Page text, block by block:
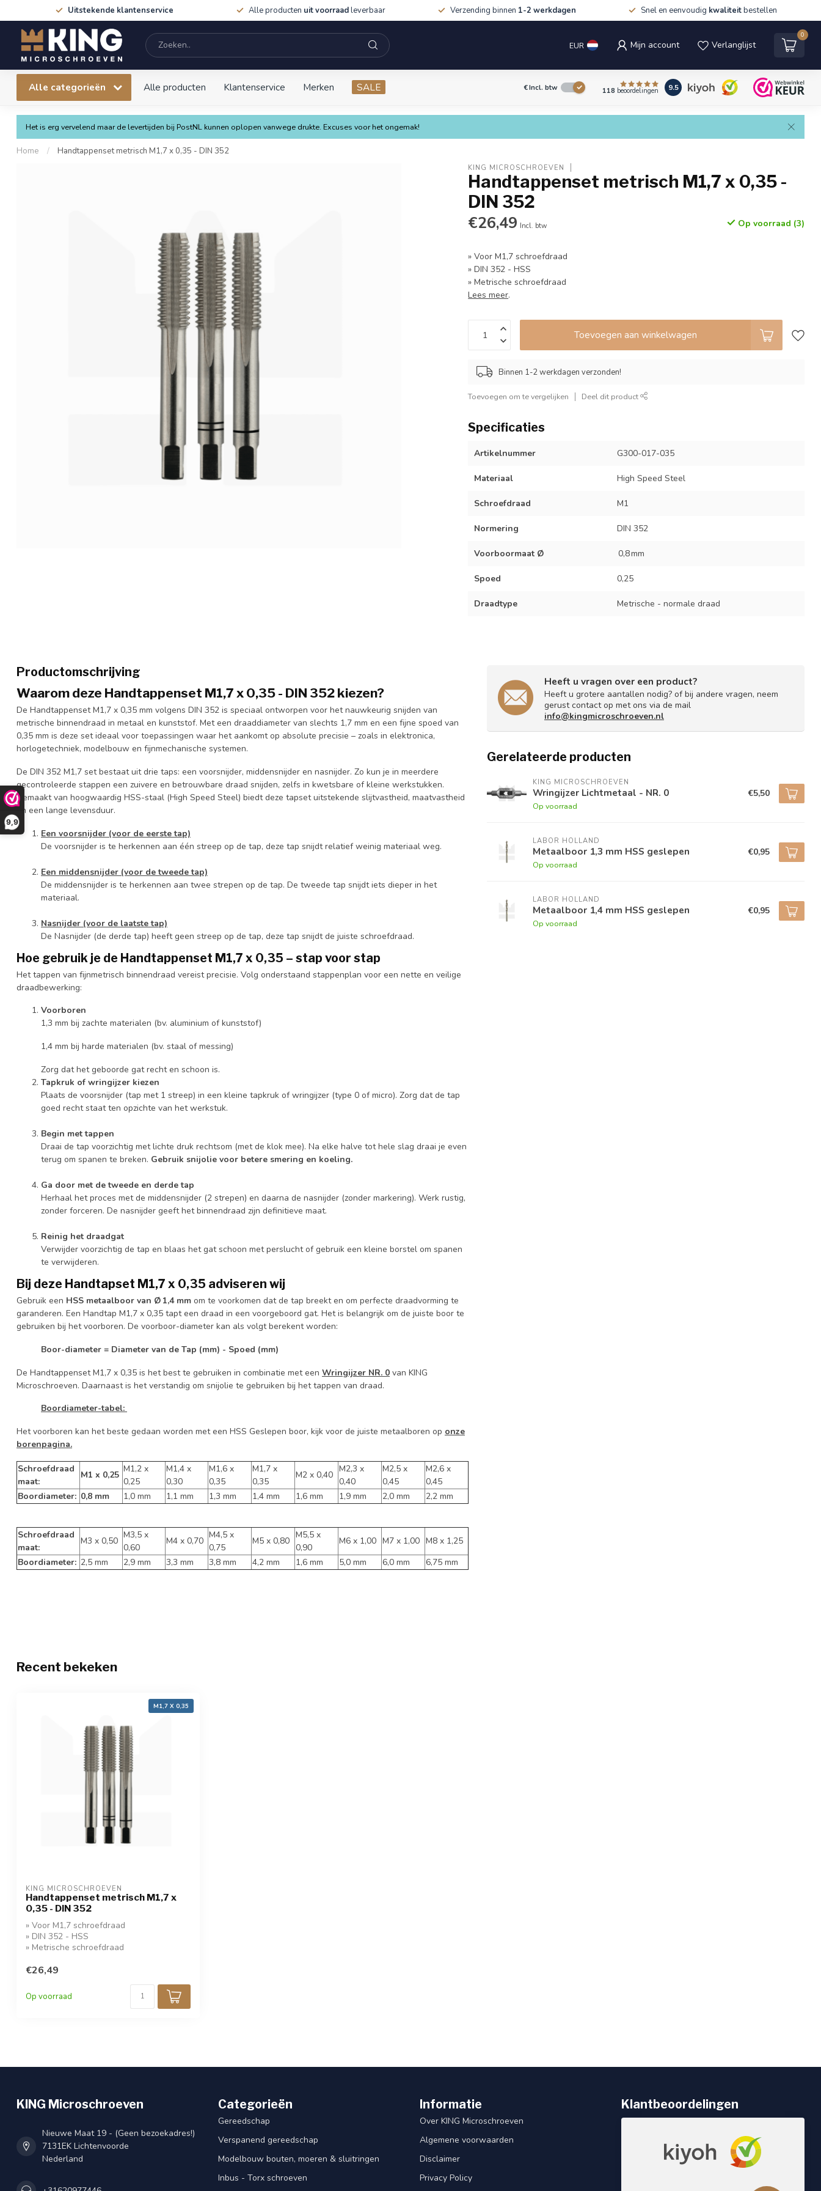
9,9
Uitstekende klantenservice Alle producten uit voorraadleverbaar Verzending binnen 1-2 werkdagen Snel en eenvoudig kwaliteitbestellen
EUR Mijn account Verlanglijst
0
Alle categorieën Alle producten Klantenservice Merken SALE €Incl. btw 118 beoordelingen 9.5
Het is erg vervelend maar de levertijden bij PostNL kunnen oplopen vanwege drukte. Excuses voor het ongemak!
Home / Handtappenset metrisch M1,7 x 0,35 - DIN 352
KING MICROSCHROEVEN
Handtappenset metrisch M1,7 x 0,35 -
DIN 352
€26,49 Incl. btw Op voorraad (3)
» Voor M1,7 schroefdraad
» DIN 352 - HSS
» Metrische schroefdraad
Lees meer.
Toevoegen aan winkelwagen
Binnen 1-2 werkdagen verzonden!
Toevoegen om te vergelijken Deel dit product
Specificaties
Artikelnummer G300-017-035
Materiaal High Speed Steel
Schroefdraad M1
Normering DIN 352
Voorboormaat Ø 0,8 mm
Spoed 0,25
Draadtype Metrische - normale draad
Productomschrijving
Waarom deze Handtappenset M1,7 x 0,35 - DIN 352 kiezen?
De Handtappenset M1,7 x 0,35 mm volgens DIN 352 is speciaal ontworpen voor het nauwkeurig snijden van
metrische binnendraad in metaal en kunststof. Met een draaddiameter van slechts 1,7 mm en een fijne spoed van
0,35 mm is deze set ideaal voor toepassingen waar het aankomt op absolute precisie – zoals in elektronica,
horlogetechniek, modelbouw en fijnmechanische systemen.
De DIN 352 M1,7 set bestaat uit drie taps: een voorsnijder, middensnijder en nasnijder. Zo kun je in meerdere
gecontroleerde stappen een zuivere en betrouwbare draad snijden, zelfs in kwetsbare of kleine werkstukken.
Gemaakt van hoogwaardig HSS-staal (High Speed Steel) biedt deze tapset uitstekende slijtvastheid, maatvastheid
en een lange levensduur.
Een voorsnijder (voor de eerste tap)
De voorsnijder is te herkennen aan één streep op de tap, deze tap snijdt relatief weinig materiaal weg.
Een middensnijder (voor de tweede tap)
De middensnijder is te herkennen aan twee strepen op de tap. De tweede tap snijdt iets dieper in het
materiaal.
Nasnijder (voor de laatste tap)
De Nasnijder (de derde tap) heeft geen streep op de tap, deze tap snijdt de juiste schroefdraad.
Hoe gebruik je de Handtappenset M1,7 x 0,35 – stap voor stap
Het tappen van fijnmetrisch binnendraad vereist precisie. Volg onderstaand stappenplan voor een nette en veilige
draadbewerking:
Voorboren
1,3 mm bij zachte materialen (bv. aluminium of kunststof)
1,4 mm bij harde materialen (bv. staal of messing)
Zorg dat het geboorde gat recht en schoon is.
Tapkruk of wringijzer kiezen
Plaats de voorsnijder (tap met 1 streep) in een kleine tapkruk of wringijzer (type 0 of micro). Zorg dat de tap
goed recht staat ten opzichte van het werkstuk.
Begin met tappen
Draai de tap voorzichtig met lichte druk rechtsom (met de klok mee). Na elke halve tot hele slag draai je even
terug om spanen te breken. Gebruik snijolie voor betere smering en koeling.
Ga door met de tweede en derde tap
Herhaal het proces met de middensnijder (2 strepen) en daarna de nasnijder (zonder markering). Werk rustig,
zonder forceren. De nasnijder geeft het binnendraad zijn definitieve maat.
Reinig het draadgat
Verwijder voorzichtig de tap en blaas het gat schoon met perslucht of gebruik een kleine borstel om spanen
te verwijderen.
Bij deze Handtapset M1,7 x 0,35 adviseren wij
Gebruik een HSS metaalboor van Ø 1,4 mm om te voorkomen dat de tap breekt en om perfecte draadvorming te
garanderen. Een Handtap M1,7 x 0,35 tapt een draad in een voorgeboord gat. Het is belangrijk om de juiste boor te
gebruiken bij het voorboren. De voorboor-diameter kan als volgt berekent worden:
Boor-diameter = Diameter van de Tap (mm) - Spoed (mm)
De Handtappenset M1,7 x 0,35 is het best te gebruiken in combinatie met een Wringijzer NR. 0 van KING
Microschroeven. Daarnaast is het verstandig om snijolie te gebruiken bij het tappen van draad.
Boordiameter-tabel:
Het voorboren kan het beste gedaan worden met een HSS Geslepen boor, kijk voor de juiste metaalboren op onze
borenpagina.
Schroefdraad
maat:
M1 x 0,25
M1,2 x
0,25
M1,4 x
0,30
M1,6 x
0,35
M1,7 x
0,35
M2 x 0,40
M2,3 x
0,40
M2,5 x
0,45
M2,6 x
0,45
Boordiameter: 0,8 mm 1,0 mm 1,1 mm 1,3 mm 1,4 mm 1,6 mm 1,9 mm 2,0 mm 2,2 mm
Schroefdraad
maat:
M3 x 0,50
M3,5 x
0,60
M4 x 0,70
M4,5 x
0,75
M5 x 0,80
M5,5 x
0,90
M6 x 1,00 M7 x 1,00 M8 x 1,25
Boordiameter: 2,5 mm 2,9 mm 3,3 mm 3,8 mm 4,2 mm 1,6 mm 5,0 mm 6,0 mm 6,75 mm
Heeft u vragen over een product?
Heeft u grotere aantallen nodig? of bij andere vragen, neem
gerust contact op met ons via de mail
info@kingmicroschroeven.nl
Gerelateerde producten
KING MICROSCHROEVEN
Wringijzer Lichtmetaal - NR. 0
Op voorraad
€5,50
LABOR HOLLAND
Metaalboor 1,3 mm HSS geslepen
Op voorraad
€0,95
LABOR HOLLAND
Metaalboor 1,4 mm HSS geslepen
Op voorraad
€0,95
Recent bekeken
M1,7 X 0,35
KING MICROSCHROEVEN
Handtappenset metrisch M1,7 x
0,35 - DIN 352
» Voor M1,7 schroefdraad
» DIN 352 - HSS
» Metrische schroefdraad
€26,49
Op voorraad
KING Microschroeven
Nieuwe Maat 19 - (Geen bezoekadres!)
7131EK Lichtenvoorde
Nederland
Categorieën
Gereedschap
Verspanend gereedschap
Modelbouw bouten, moeren & sluitringen
Inbus - Torx schroeven
Informatie
Over KING Microschroeven
Algemene voorwaarden
Disclaimer
Privacy Policy
Klantbeoordelingen